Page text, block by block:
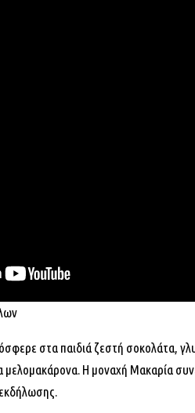
στα παιδιά ζεστή σοκολάτα,
μελομακάρονα. Η μοναχή Μακαρία